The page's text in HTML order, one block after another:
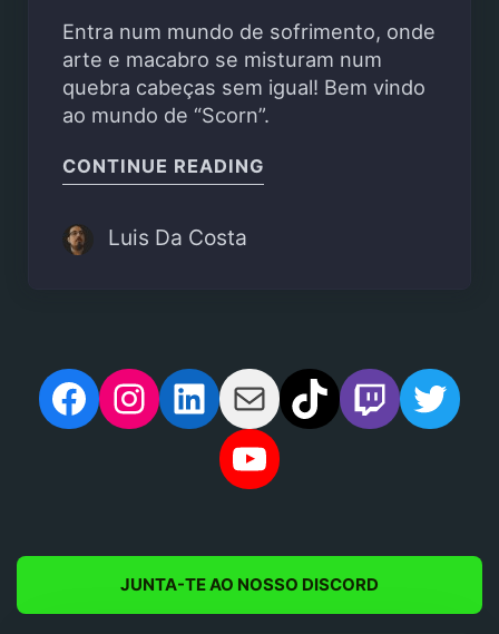
Entra num mundo de sofrimento, onde
arte e macabro se misturam num
quebra cabeças sem igual! Bem vindo
ao mundo de “Scorn”.
CONTINUE READING
Luis Da Costa
Facebook
Instagram
LinkedIn
MailTikTokTwitch
YouTube
JUNTA-TE AO NOSSO DISCORD